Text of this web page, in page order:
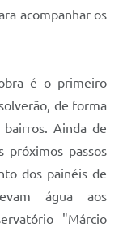
acompanhar os
é o primeiro
de forma
bairros. Ainda de
próximos passos
dos painéis de
água aos
"Márcio